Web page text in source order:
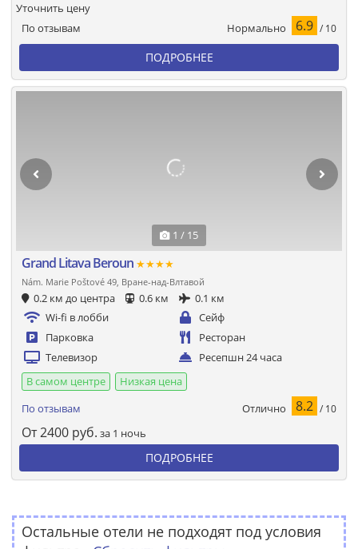
По отзывам Нормально 6.9 / 10
Уточнить цену
ПОДРОБНЕЕ
1 / 15
Grand Litava Beroun ★★★★
Nám. Marie Poštové 49, Вране-над-Влтавой
0.2 км до центра 0.6 км
0.1 км
Wi-fi в лобби
Сейф
Парковка
Ресторан
Телевизор
Ресепшн 24 часа
В самом центре
Низкая цена
По отзывам
Отлично 8.2 / 10
От2400 руб. за 1 ночь
ПОДРОБНЕЕ
Остальные отели не подходят под условия